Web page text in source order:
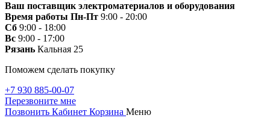
Ваш поставщик электроматериалов и оборудования
Время работы Пн-Пт 9:00 - 20:00
Сб 9:00 - 18:00
Вс 9:00 - 17:00
Рязань Кальная 25
Поможем сделать покупку
+7 930 885-00-07
Перезвоните мне
Позвонить Кабинет Корзина Меню